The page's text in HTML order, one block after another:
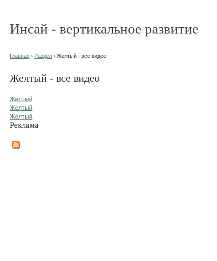
Инсай - вертикальное развитие
Главная › Раздел › Желтый - все видео
Желтый - все видео
Желтый
Желтый
Желтый
Реклама